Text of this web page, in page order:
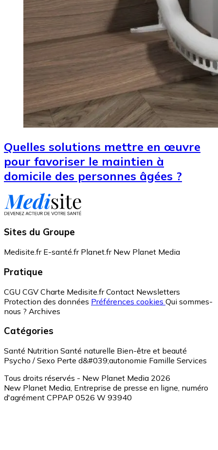
Quelles solutions mettre en œuvre
pour favoriser le maintien à
domicile des personnes âgées ?
Sites du Groupe
Medisite.fr E-santé.fr Planet.fr New Planet Media
Pratique
CGU CGV Charte Medisite.fr Contact Newsletters
Protection des données Préférences cookies Qui sommes-
nous ? Archives
Catégories
Santé Nutrition Santé naturelle Bien-être et beauté
Psycho / Sexo Perte d&#039;autonomie Famille Services
Tous droits réservés - New Planet Media 2026
New Planet Media, Entreprise de presse en ligne, numéro
d'agrément CPPAP 0526 W 93940